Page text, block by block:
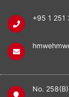
+95 1 251
No.